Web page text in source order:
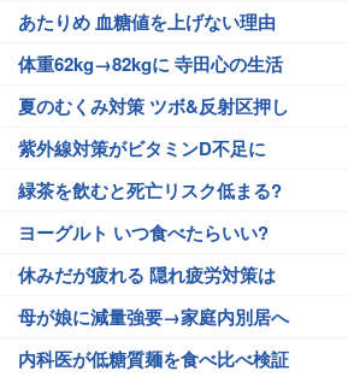
あたりめ 血糖値を上げない理由
体重62kg→82kgに 寺田心の生活
夏のむくみ対策 ツボ&反射区押し
紫外線対策がビタミンD不足に
緑茶を飲むと死亡リスク低まる?
ヨーグルト いつ食べたらいい?
休みだが疲れる 隠れ疲労対策は
母が娘に減量強要→家庭内別居へ
内科医が低糖質麺を食べ比べ検証